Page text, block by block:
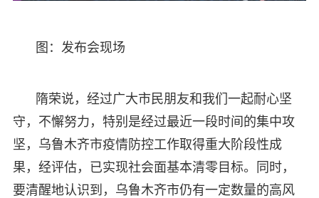
图：发布会现场
隋荣说，经过广大市民朋友和我们一起耐心坚
守，不懈努力，特别是经过最近一段时间的集中攻
坚，乌鲁木齐市疫情防控工作取得重大阶段性成
果，经评估，已实现社会面基本清零目标。同时，
要清醒地认识到，乌鲁木齐市仍有一定数量的高风